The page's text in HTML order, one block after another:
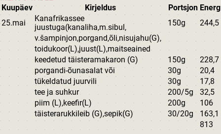
GÜMNAASIUM
MAJAD
HUVIÕPE
SÜNDMUSED
KALENDER
Kuupäev
Kirjeldus Portsjon
25.mai
Kanafrikassee
juustuga(kanaliha,m.sibul,
150g
244,5
v.šampinjon,porgand,õli,nisujahu(G),
toidukoor(L),juust(L),maitseained
keedetud täisteramakaron (G)
150g
228,7
porgandi-õunasalat või
30g
20,4
tükeldatud juurvili
30g
17,8
tee ja suhkur
200/5g
32,5
piim (L),keefir(L)
200g
106
täisterarukkileib (G),sepik(G)
30/20g
163,1
813